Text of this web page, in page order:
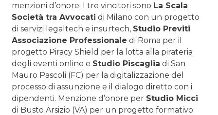
menzioni d’onore. I tre vincitori sono La Scala
Società tra Avvocati di Milano con un progetto
di servizi legaltech e insurtech, Studio Previti
Associazione Professionale di Roma per il
progetto Piracy Shield per la lotta alla pirateria
degli eventi online e Studio Piscaglia di San
Mauro Pascoli (FC) per la digitalizzazione del
processo di assunzione e il dialogo diretto con i
dipendenti. Menzione d’onore per Studio Micci
di Busto Arsizio (VA) per un progetto formativo